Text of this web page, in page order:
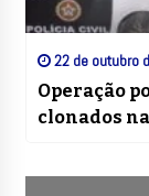
22 de outubro
Operação
clonados